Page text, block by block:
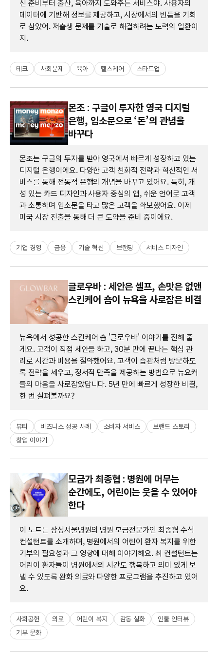
신 준비부터 출산, 육아까지 도와주는 서비스야. 사용자의
데이터에 기반해 정보를 제공하고, 시장에서의 빈틈을 기회
로 삼았어. 저출생 문제를 기술로 해결하려는 노력의 일환이
지.
테크 사회문제 육아 헬스케어 스타트업
몬조 : 구글이 투자한 영국 디지털
은행, 입소문으로 ‘돈’의 관념을
바꾸다
몬조는 구글의 투자를 받아 영국에서 빠르게 성장하고 있는
디지털 은행이에요. 다양한 고객 친화적 전략과 혁신적인 서
비스를 통해 전통적 은행의 개념을 바꾸고 있어요. 특히, 개
성 있는 카드 디자인과 사용자 중심의 앱, 쉬운 언어로 고객
과 소통하며 입소문을 타고 많은 고객을 확보했어요. 이제
미국 시장 진출을 통해 더 큰 도약을 준비 중이에요.
기업 경영 금융 기술 혁신 브랜딩 서비스 디자인
글로우바 : 세안은 셀프, 손맛은 없앤
스킨케어 숍이 뉴욕을 사로잡은 비결
뉴욕에서 성공한 스킨케어 숍 '글로우바' 이야기를 전해 줄
게요. 고객이 직접 세안을 하고, 30분 만에 끝나는 핵심 관
리로 시간과 비용을 절약했어요. 고객이 습관처럼 방문하도
록 전략을 세우고, 정서적 만족을 제공하는 방법으로 뉴요커
들의 마음을 사로잡았답니다. 5년 만에 빠르게 성장한 비결,
한 번 살펴볼까요?
뷰티 비즈니스 성공 사례 소비자 서비스
브랜드 스토리
창업 이야기
모금가 최종협 : 병원에 머무는
순간에도, 어린이는 웃을 수 있어야
한다
이 노트는 삼성서울병원의 병원 모금전문가인 최종협 수석
컨설턴트를 소개하며, 병원에서의 어린이 환자 복지를 위한
기부의 필요성과 그 영향에 대해 이야기해요. 최 컨설턴트는
어린이 환자들이 병원에서의 시간도 행복하고 의미 있게 보
낼 수 있도록 완화 의료와 다양한 프로그램을 추진하고 있어
요.
사회공헌 의료 어린이 복지 감동 실화
인물 인터뷰
기부 문화